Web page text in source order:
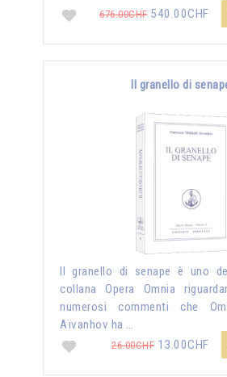
676.00CHF540.00CHF
Il granello di
Il granello di senape è uno
collana Opera Omnia
numerosi commenti che
Aïvanhov ha …
26.00CHF 13.00CHF